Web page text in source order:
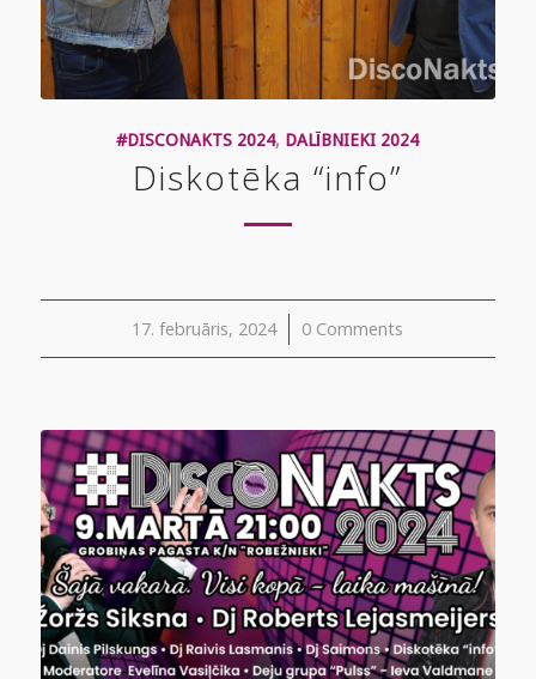
#DISCONAKTS 2024, DALĪBNIEKI 2024
Diskotēka “info”
17. februāris, 2024
/ 0 Comments